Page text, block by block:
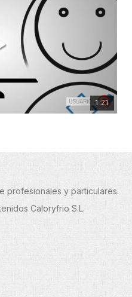
1:21
profesionales y particulares.
Caloryfrio S.L.